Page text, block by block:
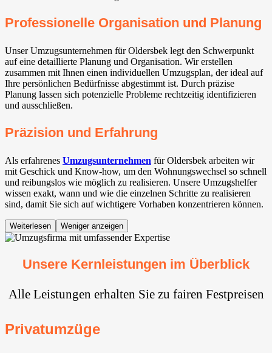
Professionelle Organisation und Planung
Unser Umzugsunternehmen für Oldersbek legt den Schwerpunkt
auf eine detaillierte Planung und Organisation. Wir erstellen
zusammen mit Ihnen einen individuellen Umzugsplan, der ideal auf
Ihre persönlichen Bedürfnisse abgestimmt ist. Durch präzise
Planung lassen sich potenzielle Probleme rechtzeitig identifizieren
und ausschließen.
Präzision und Erfahrung
Als erfahrenes Umzugsunternehmen für Oldersbek arbeiten wir
mit Geschick und Know-how, um den Wohnungswechsel so schnell
und reibungslos wie möglich zu realisieren. Unsere Umzugshelfer
wissen exakt, wann und wie die einzelnen Schritte zu realisieren
sind, damit Sie sich auf wichtigere Vorhaben konzentrieren können.
Weiterlesen Weniger anzeigen
Unsere Kernleistungen im Überblick
Alle Leistungen erhalten Sie zu fairen Festpreisen
Privatumzüge